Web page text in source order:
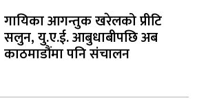
गायिका आगन्तुक खरेलको प्रीटि
सलुन, यु.ए.ई. आबुधाबीपछि अब
काठमाडौंमा पनि संचालन